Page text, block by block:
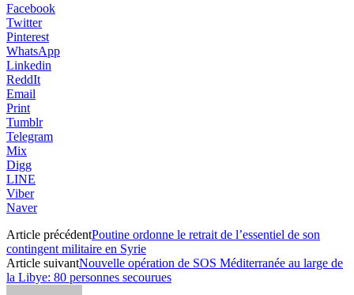
Facebook
Twitter
Pinterest
WhatsApp
Linkedin
ReddIt
Email
Print
Tumblr
Telegram
Mix
Digg
LINE
Viber
Naver
Article précédentPoutine ordonne le retrait de l’essentiel de son
contingent militaire en Syrie
Article suivantNouvelle opération de SOS Méditerranée au large de
la Libye: 80 personnes secourues